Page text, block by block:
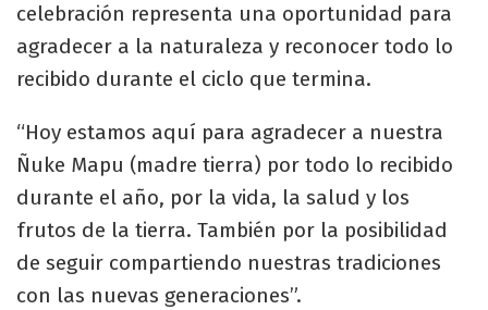
celebración representa una oportunidad para
agradecer a la naturaleza y reconocer todo lo
recibido durante el ciclo que termina.
“Hoy estamos aquí para agradecer a nuestra
Ñuke Mapu (madre tierra) por todo lo recibido
durante el año, por la vida, la salud y los
frutos de la tierra. También por la posibilidad
de seguir compartiendo nuestras tradiciones
con las nuevas generaciones”.